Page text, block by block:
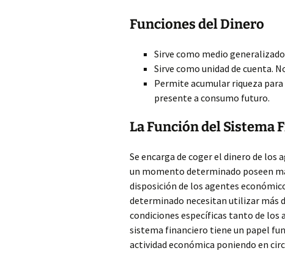
Funciones del Dinero
Sirve como medio
Sirve como unidad de cuenta.
Permite acumular riqueza
presente a consumo futuro.
La Función del Sistema
Se encarga de coger el dinero de los
un momento determinado poseen
disposición de los agentes
determinado necesitan utilizar más
condiciones específicas tanto de los
sistema financiero tiene un papel
actividad económica poniendo en